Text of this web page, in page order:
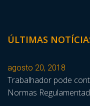
ÚLTIMAS
agosto 20, 2018
Trabalhador pode
Normas